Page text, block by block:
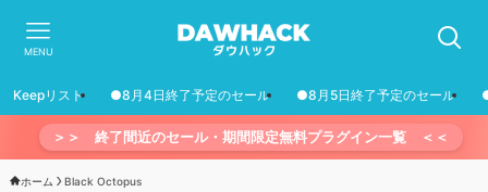
MENU
Keepリスト ●8月4日終了予定のセール ●8月5日終了予定のセール
＞＞ 終了間近のセール・期間限定無料プラグイン一覧 ＜＜
ホーム Black Octopus